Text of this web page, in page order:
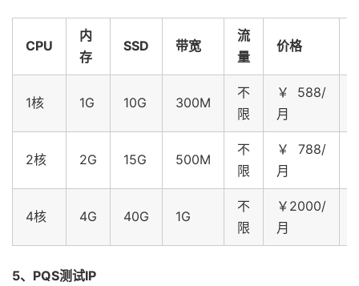
CPU
内
存
SSD 带宽
流
量
价格
1核 1G 10G 300M
不
限
￥588/
月
2核 2G 15G 500M
不
限
￥788/
月
4核 4G 40G 1G
不
限
￥2000/
月
5、PQS测试IP